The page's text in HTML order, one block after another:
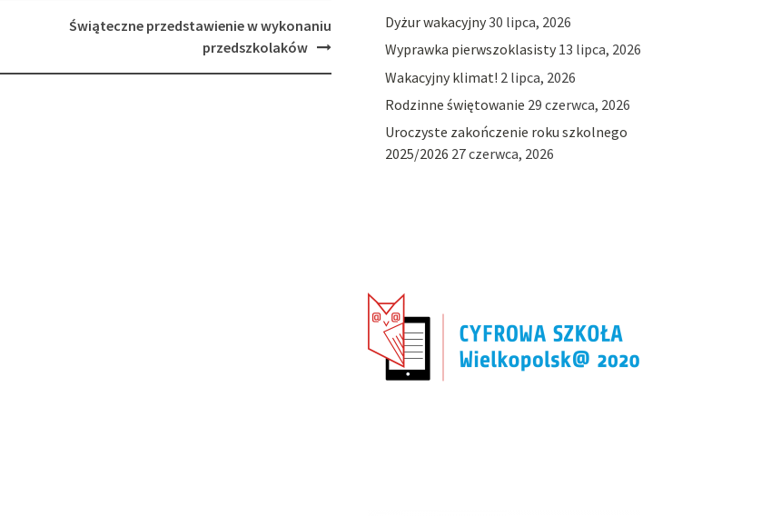
Świąteczne przedstawienie w wykonaniu
przedszkolaków
Dyżur wakacyjny30 lipca, 2026
Wyprawka pierwszoklasisty 13 lipca, 2026
Wakacyjny klimat! 2 lipca, 2026
Rodzinne świętowanie 29 czerwca, 2026
Uroczyste zakończenie roku szkolnego
2025/2026 27 czerwca, 2026